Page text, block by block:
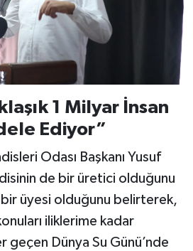
1 Milyar İnsan
Ediyor”
Odası Başkanı Yusuf
de bir üretici olduğunu
bir üyesi olduğunu belirterek,
iliklerime kadar
geçen Dünya Su Günü’nde